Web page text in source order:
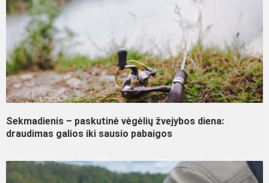
Sekmadienis – paskutinė vėgėlių žvejybos diena:
draudimas galios iki sausio pabaigos